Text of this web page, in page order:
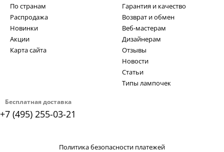
Бесплатная доставка
+7 (495) 255-03-21
По странам
Распродажа
Новинки
Акции
Карта сайта
Гарантия и качество
Возврат и обмен
Веб-мастерам
Дизайнерам
Отзывы
Новости
Статьи
Типы лампочек
Политика безопасности платежей